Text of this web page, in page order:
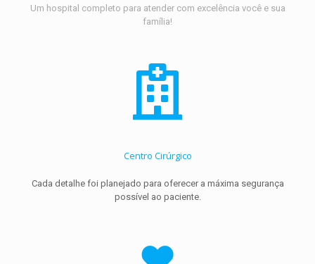
Um hospital completo para atender com excelência você e sua
família!
Centro Cirúrgico
Cada detalhe foi planejado para oferecer a máxima segurança
possível ao paciente.